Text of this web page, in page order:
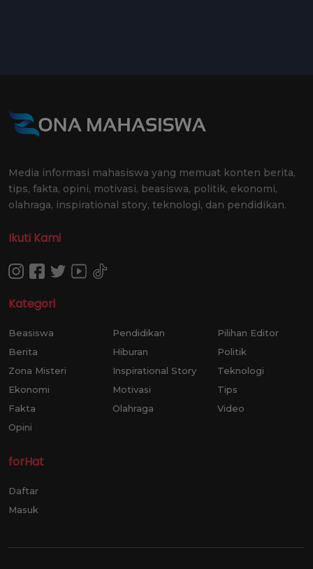
Media informasi mahasiswa yang memuat konten berita,
tips, fakta, opini, motivasi, beasiswa, politik, ekonomi,
olahraga, inspirational story, teknologi, dan pendidikan.
Ikuti Kami
Kategori
Beasiswa
Berita
Zona Misteri
Ekonomi
Fakta
Opini
Pendidikan
Hiburan
Inspirational Story
Motivasi
Olahraga
Pilihan Editor
Politik
Teknologi
Tips
Video
forHat
Daftar
Masuk